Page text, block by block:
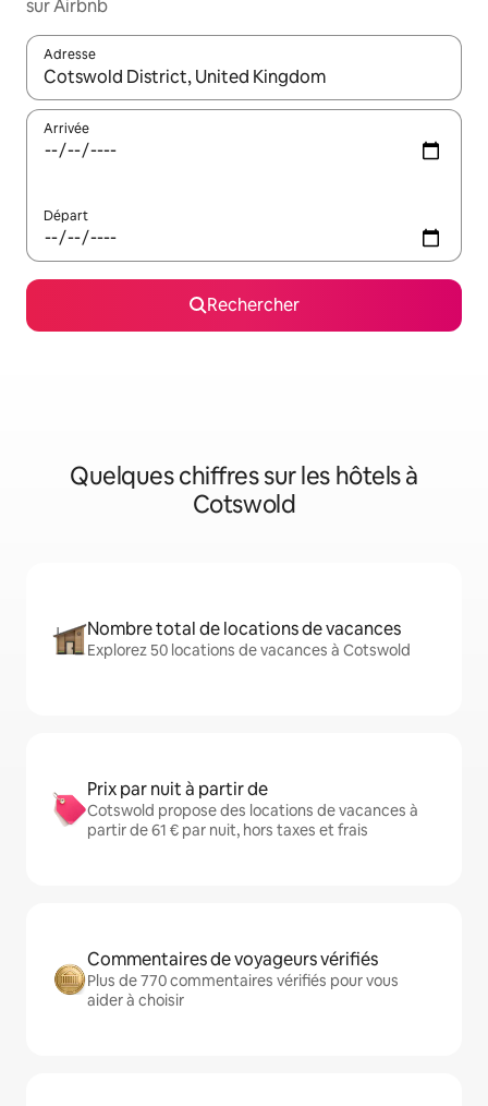
sur Airbnb
Adresse
Lorsque les résultats s'affichent, utilisez les flèches vers le
Arrivée
Départ
Rechercher
Quelques chiffres sur les hôtels à
Cotswold
Nombre total de locations de vacances
Explorez 50 locations de vacances à Cotswold
Prix par nuit à partir de
Cotswold propose des locations de vacances à
partir de 61 € par nuit, hors taxes et frais
Commentaires de voyageurs vérifiés
Plus de 770 commentaires vérifiés pour vous
aider à choisir